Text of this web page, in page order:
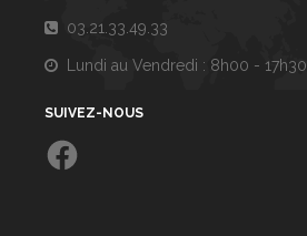
03.21.33.49.33
Lundi au Vendredi : 8h00 - 17h30
SUIVEZ-NOUS
Facebook